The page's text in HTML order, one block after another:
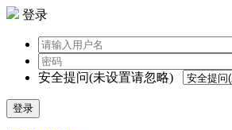
登录
安全提问(未设置请忽略)
登录